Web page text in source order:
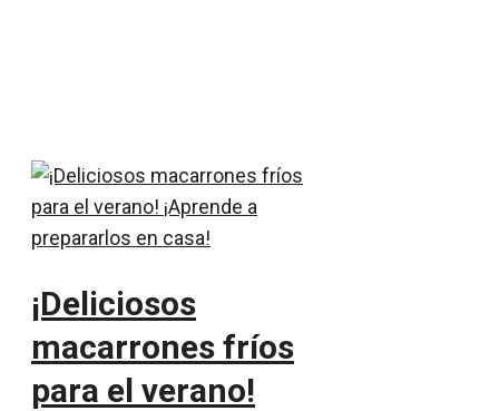
¡Deliciosos
macarrones fríos
para el verano!